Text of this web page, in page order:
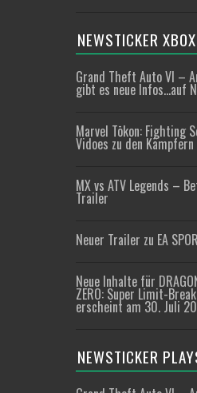
NEWSTICKER XBOX
Grand Theft Auto VI –
gibt es neue Infos…auf
Marvel Tōkon: Fighting
Vidoes zu den Kämpfern
MX vs ATV Legends –
Trailer
Neuer Trailer zu EA
Neue Inhalte für
ZERO: Super Limit-
erscheint am 30. Juli
NEWSTICKER